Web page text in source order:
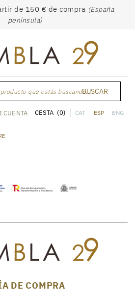
de 150 € de compra (España
península)
que estás buscando...BUSCAR
CAT ESP ENG
CUENTA CESTA (0)
DE COMPRA